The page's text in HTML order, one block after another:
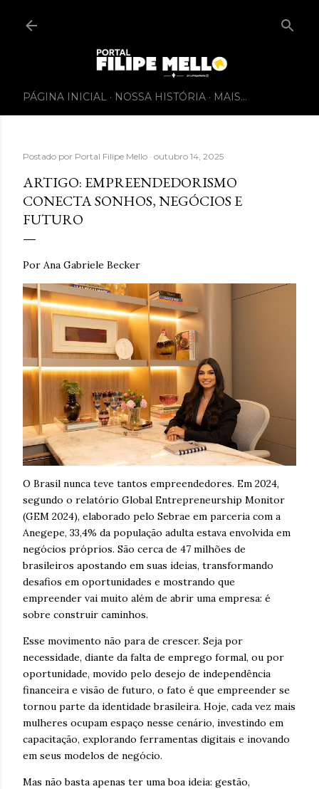
PÁGINA INICIAL NOSSA HISTÓRIA MAIS…
Postado por Portal Filipe Mello outubro 14, 2025
ARTIGO: EMPREENDEDORISMO
CONECTA SONHOS, NEGÓCIOS E
FUTURO
Por Ana Gabriele Becker
O Brasil nunca teve tantos empreendedores. Em 2024,
segundo o relatório Global Entrepreneurship Monitor
(GEM 2024), elaborado pelo Sebrae em parceria com a
Anegepe, 33,4% da população adulta estava envolvida em
negócios próprios. São cerca de 47 milhões de
brasileiros apostando em suas ideias, transformando
desafios em oportunidades e mostrando que
empreender vai muito além de abrir uma empresa: é
sobre construir caminhos.
Esse movimento não para de crescer. Seja por
necessidade, diante da falta de emprego formal, ou por
oportunidade, movido pelo desejo de independência
financeira e visão de futuro, o fato é que empreender se
tornou parte da identidade brasileira. Hoje, cada vez mais
mulheres ocupam espaço nesse cenário, investindo em
capacitação, explorando ferramentas digitais e inovando
em seus modelos de negócio.
Mas não basta apenas ter uma boa ideia: gestão,